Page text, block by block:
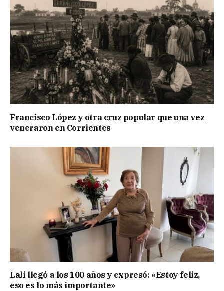
Francisco López y otra cruz popular que una vez
veneraron en Corrientes
Lali llegó a los 100 años y expresó: «Estoy feliz,
eso es lo más importante»